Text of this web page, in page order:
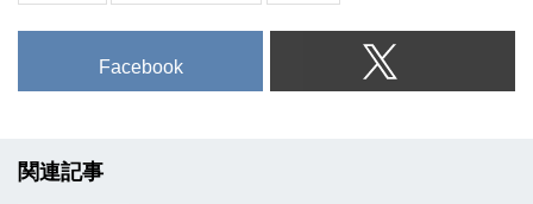
Facebook
関連記事